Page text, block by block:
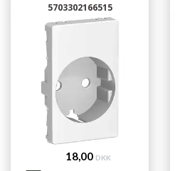
5703302166515
18,00 DKK